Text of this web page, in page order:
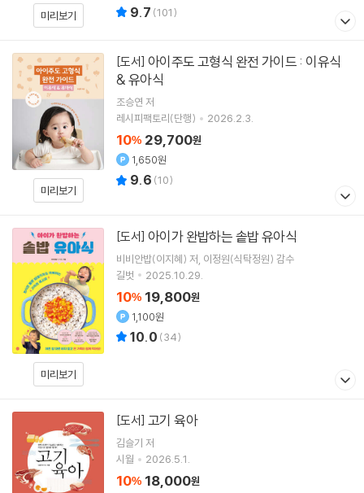
미리보기 9.7 (101)
미리보기
[도서]
& 유아식
조승연 저
레시피팩토리(단행)
2026.2.3.
10% 29,700원
1,650원
9.6 (10)
미리보기
[도서] 아이가 완밥하는 솥밥 유아식
비비안밥(이지혜) 저 이정원(식탁정원) 감수
길벗
2025.10.29.
10% 19,800원
1,100원
10.0 (34)
[도서] 고기 육아
김슬기 저
시월
2026.5.1.
10% 18,000원